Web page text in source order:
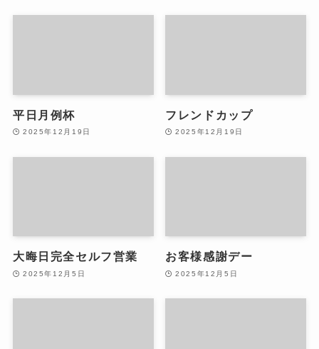
平日月例杯
2025年12月19日
フレンドカップ
2025年12月19日
大晦日完全セルフ営業
2025年12月5日
お客様感謝デー
2025年12月5日